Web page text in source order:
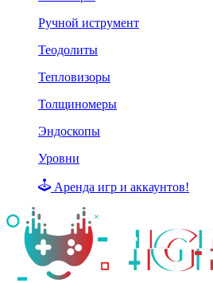
Ручной иструмент
Теодолиты
Тепловизоры
Толщиномеры
Эндоскопы
Уровни
Аренда игр и аккаунтов!